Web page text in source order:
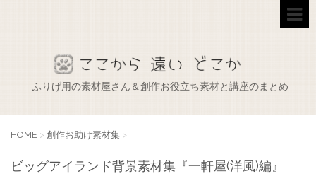
ふりげ用の素材屋さん＆創作お役立ち素材と講座のまとめ
HOME > 創作お助け素材集 >
ビッグアイランド背景素材集『一軒屋(洋風)編』